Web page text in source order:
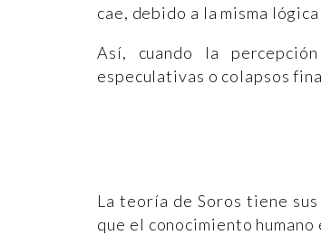
cae, debido a la misma
Así, cuando la
especulativas o colapsos
La teoría de Soros tiene
que el conocimiento